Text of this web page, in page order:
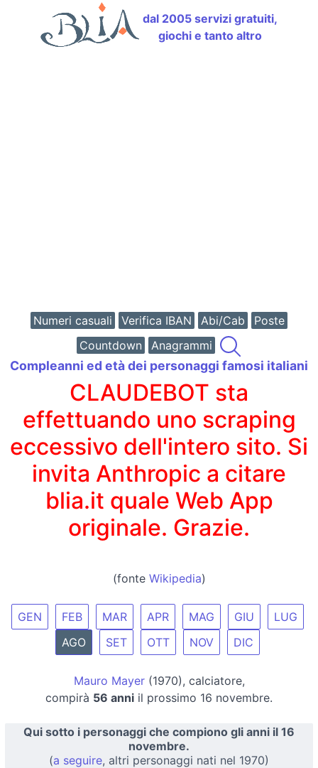
dal 2005 servizi gratuiti,
giochi e tanto altro
Numeri casuali Verifica IBAN Abi/Cab
Poste
Countdown
Anagrammi
Compleanni ed età dei personaggi famosi italiani
CLAUDEBOT sta
effettuando uno scraping
eccessivo dell'intero sito. Si
invita Anthropic a citare
blia.it quale Web App
originale. Grazie.
(fonte Wikipedia)
GEN FEB MAR APR MAG GIU
LUG
AGO
SET OTT NOV DIC
Mauro Mayer(1970), calciatore,
compirà 56 anni il prossimo 16 novembre.
Qui sotto i personaggi che compiono gli anni il 16
novembre.
(a seguire, altri personaggi nati nel 1970)